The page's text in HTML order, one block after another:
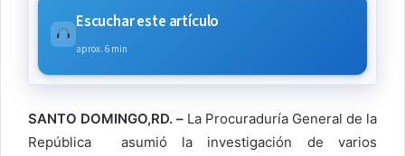
Escuchar este artículo
aprox. 6 min
SANTO DOMINGO,RD. – La Procuraduría General de la
República asumió la investigación de varios